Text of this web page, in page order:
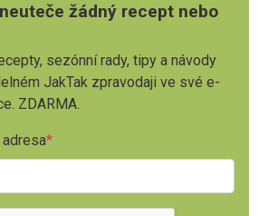
žádný recept nebo
sezónní rady, tipy a návody
JakTak zpravodaji ve své e-
ZDARMA.